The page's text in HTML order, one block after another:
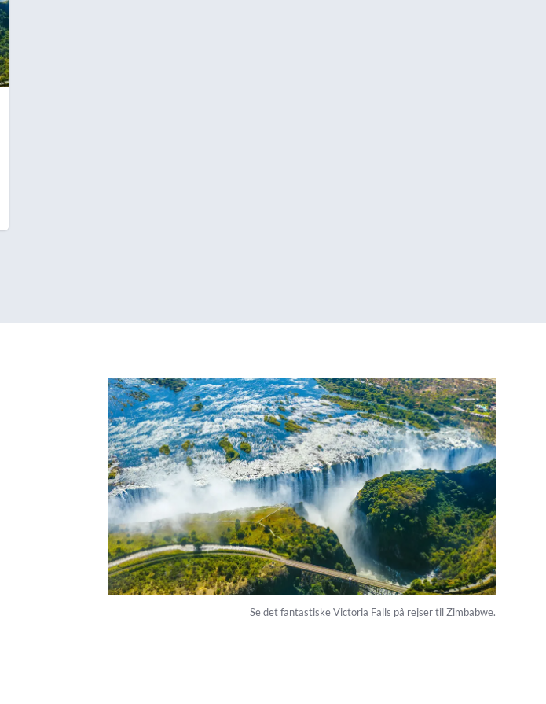
Se det fantastiske Victoria Falls på rejser til Zimbabwe.